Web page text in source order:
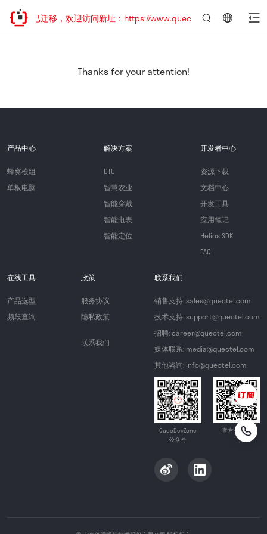
站地址已迁移，欢迎访问新址：https://www.quectel.com.cn
Thanks for your attention!
产品中心
蜂窝模组
单板电脑
解决方案
DTU
智慧农业
智能穿戴
智能电表
智能定位
开发者中心
资源下载
文档中心
开发工具
应用笔记
Helios SDK
FAQ
在线工具
产品选型
频段查询
政策
服务协议
隐私政策
联系我们
联系我们
销售支持: sales@quectel.com
技术支持: support@quectel.com
招聘: career@quectel.com
媒体联系: media@quectel.com
其他咨询: info@quectel.com
QuecDevZone
公众号
官方公众号